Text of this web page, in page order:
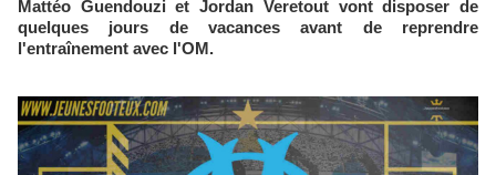
Mattéo Guendouzi et Jordan Veretout vont disposer de
quelques jours de vacances avant de reprendre
l'entraînement avec l'OM.